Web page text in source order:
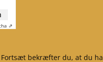
⇗
bekræfter du, at du